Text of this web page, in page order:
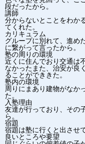
段だったから。
講師
分からないとことをわか
てくれた。
カリキュラム
グループに別れて、進め
に繋がって言ったから。
塾の周りの環境
近くに住んでおり交通は
なかったまた、治安が良
ることができきた。
塾内の環境
周りにまあり建物がなか
た。
入塾理由
友達が行っており、その
ら。
宿題
宿題は塾に行くと出させ
良いところや要望